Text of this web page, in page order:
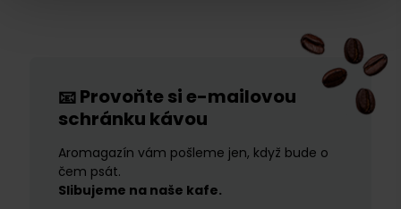
📧Provoňte si e-mailovou
schránku kávou
Aromagazín vám pošleme jen, když bude o
čem psát.
Slibujeme na naše kafe.